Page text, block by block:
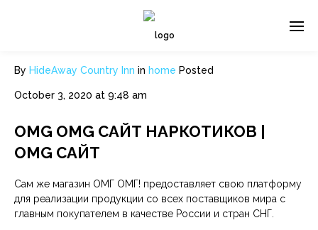
By HideAway Country Inn in home Posted
October 3, 2020 at 9:48 am
OMG OMG САЙТ НАРКОТИКОВ |
OMG САЙТ
Сам же магазин ОМГ ОМГ! предоставляет свою платформу
для реализации продукции со всех поставщиков мира с
главным покупателем в качестве России и стран СНГ.